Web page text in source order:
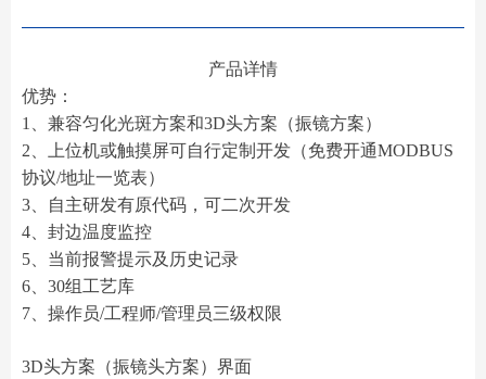
产品详情
优势：
1、兼容匀化光斑方案和3D头方案（振镜方案）
2、上位机或触摸屏可自行定制开发（免费开通MODBUS
协议/地址一览表）
3、自主研发有原代码，可二次开发
4、封边温度监控
5、当前报警提示及历史记录
6、30组工艺库
7、操作员/工程师/管理员三级权限
3D头方案（振镜头方案）界面